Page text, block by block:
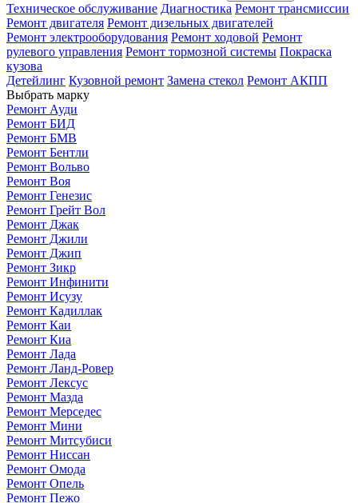
Техническое обслуживание Диагностика Ремонт трансмиссии
Ремонт двигателя Ремонт дизельных двигателей
Ремонт электрооборудования Ремонт ходовой Ремонт
рулевого управления Ремонт тормозной системы Покраска
кузова
Детейлинг Кузовной ремонт Замена стекол Ремонт АКПП
Выбрать марку
Ремонт Ауди
Ремонт БИД
Ремонт БМВ
Ремонт Бентли
Ремонт Вольво
Ремонт Воя
Ремонт Генезис
Ремонт Грейт Вол
Ремонт Джак
Ремонт Джили
Ремонт Джип
Ремонт Зикр
Ремонт Инфинити
Ремонт Исузу
Ремонт Кадиллак
Ремонт Каи
Ремонт Киа
Ремонт Лада
Ремонт Ланд-Ровер
Ремонт Лексус
Ремонт Мазда
Ремонт Мерседес
Ремонт Мини
Ремонт Митсубиси
Ремонт Ниссан
Ремонт Омода
Ремонт Опель
Ремонт Пежо